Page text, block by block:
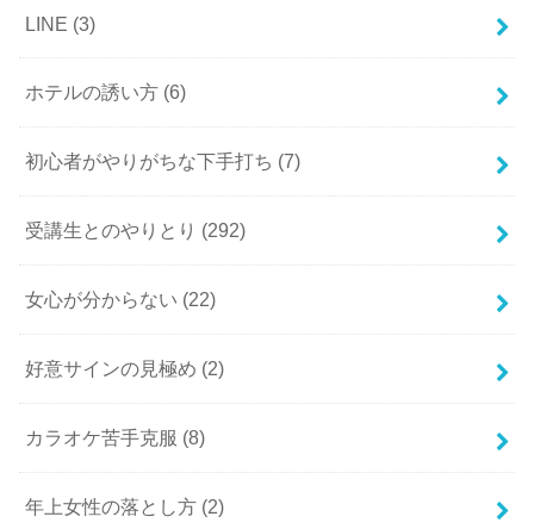
LINE (3)
ホテルの誘い方 (6)
初心者がやりがちな下手打ち (7)
受講生とのやりとり (292)
女心が分からない (22)
好意サインの見極め (2)
カラオケ苦手克服 (8)
年上女性の落とし方 (2)